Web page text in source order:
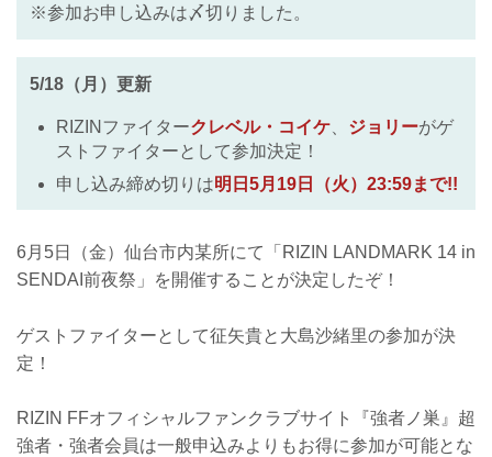
※参加お申し込みは〆切りました。
5/18（月）更新
RIZINファイタークレベル・コイケ ジョリーがゲ
ストファイターとして参加決定！
申し込み締め切りは明日5月19日（火）23:59まで!!
6月5日（金）仙台市内某所にて「RIZIN LANDMARK 14 in
SENDAI前夜祭」を開催することが決定したぞ！
ゲストファイターとして征矢貴と大島沙緒里の参加が決
定！
RIZIN FFオフィシャルファンクラブサイト『強者ノ巣』超
強者・強者会員は一般申込みよりもお得に参加が可能とな